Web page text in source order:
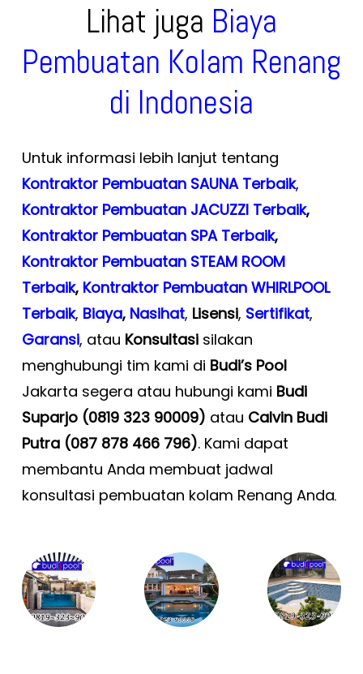
Lihat juga Biaya
Pembuatan Kolam Renang
di Indonesia
Untuk informasi lebih lanjut tentang
Kontraktor Pembuatan SAUNA Terbaik,
Kontraktor Pembuatan JACUZZI Terbaik,
Kontraktor Pembuatan SPA Terbaik,
Kontraktor Pembuatan STEAM ROOM
Terbaik, Kontraktor Pembuatan WHIRLPOOL
Terbaik, Biaya, Nasihat, Lisensi, Sertifikat,
Garansi, atau Konsultasisilakan
menghubungi tim kami di Budi’s Pool
Jakarta segera atau hubungi kami Budi
Suparjo (0819 323 90009) atau Calvin Budi
Putra (087 878 466 796). Kami dapat
membantu Anda membuat jadwal
konsultasi pembuatan kolam Renang Anda.